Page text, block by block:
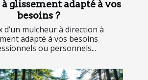
glissement adapté à vos
besoins ?
d’un mulcheur à direction à
adapté à vos besoins
ou personnels...